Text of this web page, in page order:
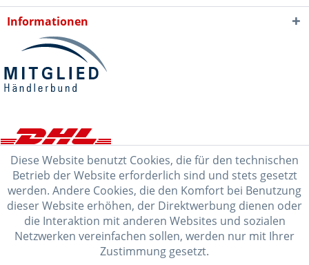
Informationen
Diese Website benutzt Cookies, die für den technischen
Betrieb der Website erforderlich sind und stets gesetzt
werden. Andere Cookies, die den Komfort bei Benutzung
dieser Website erhöhen, der Direktwerbung dienen oder
die Interaktion mit anderen Websites und sozialen
Netzwerken vereinfachen sollen, werden nur mit Ihrer
Zustimmung gesetzt.